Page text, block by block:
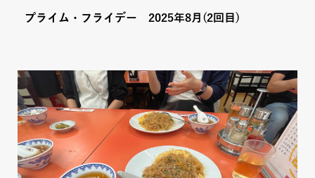
プライム・フライデー 2025年8月(2回目)